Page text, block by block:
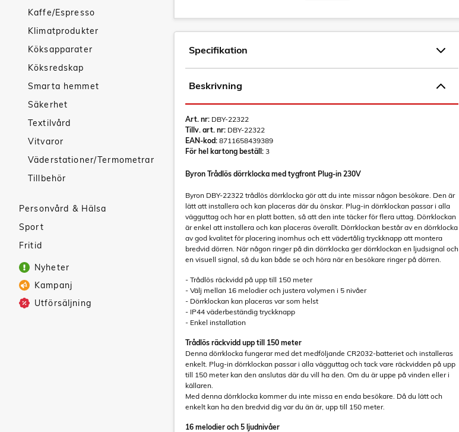
Kaffe/Espresso
Klimatprodukter
Köksapparater
Köksredskap
Smarta hemmet
Säkerhet
Textilvård
Vitvaror
Väderstationer/Termometrar
Tillbehör
Personvård & Hälsa
Sport
Fritid
Nyheter
Kampanj
Utförsäljning
Specifikation
Beskrivning
Art. nr: DBY-22322
Tillv. art. nr: DBY-22322
EAN-kod: 8711658439389
För hel kartong beställ: 3
Byron Trådlös dörrklocka med tygfront Plug-in 230V
Byron DBY-22322 trådlös dörrklocka gör att du inte missar någon besökare. Den är
lätt att installera och kan placeras där du önskar. Plug-in dörrklockan passar i alla
vägguttag och har en platt botten, så att den inte täcker för flera uttag. Dörrklockan
är enkel att installera och kan placeras överallt. Dörrklockan består av en dörrklocka
av god kvalitet för placering inomhus och ett vädertålig tryckknapp att montera
bredvid dörren. När någon ringer på din dörrklocka ger dörrklockan en ljudsignal och
en visuell signal, så du kan både se och höra när en besökare ringer på dörren.
- Trådlös räckvidd på upp till 150 meter
- Välj mellan 16 melodier och justera volymen i 5 nivåer
- Dörrklockan kan placeras var som helst
- IP44 väderbeständig tryckknapp
- Enkel installation
Trådlös räckvidd upp till 150 meter
Denna dörrklocka fungerar med det medföljande CR2032-batteriet och installeras
enkelt. Plug-in dörrklockan passar i alla vägguttag och tack vare räckvidden på upp
till 150 meter kan den anslutas där du vill ha den. Om du är uppe på vinden eller i
källaren.
Med denna dörrklocka kommer du inte missa en enda besökare. Då du lätt och
enkelt kan ha den bredvid dig var du än är, upp till 150 meter.
16 melodier och 5 ljudnivåer